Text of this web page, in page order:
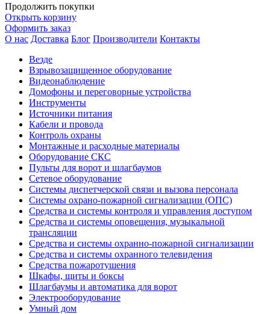
Продолжить покупки
Открыть корзину
Оформить заказ
О нас Доставка Блог Производители Контакты
Везде
Взрывозащищенное оборудование
Видеонаблюдение
Домофоны и переговорные устройства
Инструменты
Источники питания
Кабели и провода
Контроль охраны
Монтажные и расходные материалы
Оборудование СКС
Пульты для ворот и шлагбаумов
Сетевое оборудование
Системы диспетчерской связи и вызова персонала
Системы охрано-пожарной сигнализации (ОПС)
Средства и системы контроля и управления доступом
Средства и системы оповещения, музыкальной
трансляции
Средства и системы охранно-пожарной сигнализации
Средства и системы охранного телевидения
Средства пожаротушения
Шкафы, щиты и боксы
Шлагбаумы и автоматика для ворот
Электрооборудование
Умный дом